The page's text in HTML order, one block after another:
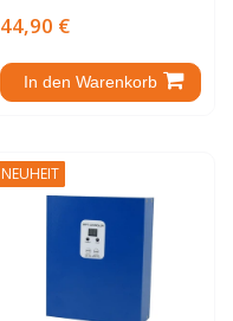
44,90 €
In den Warenkorb
NEUHEIT